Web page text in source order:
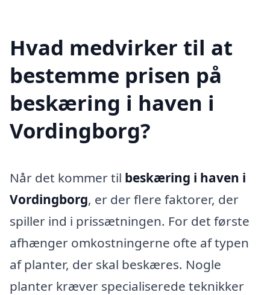
Hvad medvirker til at
bestemme prisen på
beskæring i haven i
Vordingborg?
Når det kommer til beskæring i haven i
Vordingborg, er der flere faktorer, der
spiller ind i prissætningen. For det første
afhænger omkostningerne ofte af typen
af planter, der skal beskæres. Nogle
planter kræver specialiserede teknikker